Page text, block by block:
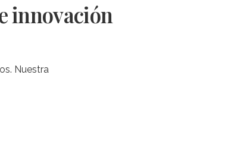
innovación
Nuestra